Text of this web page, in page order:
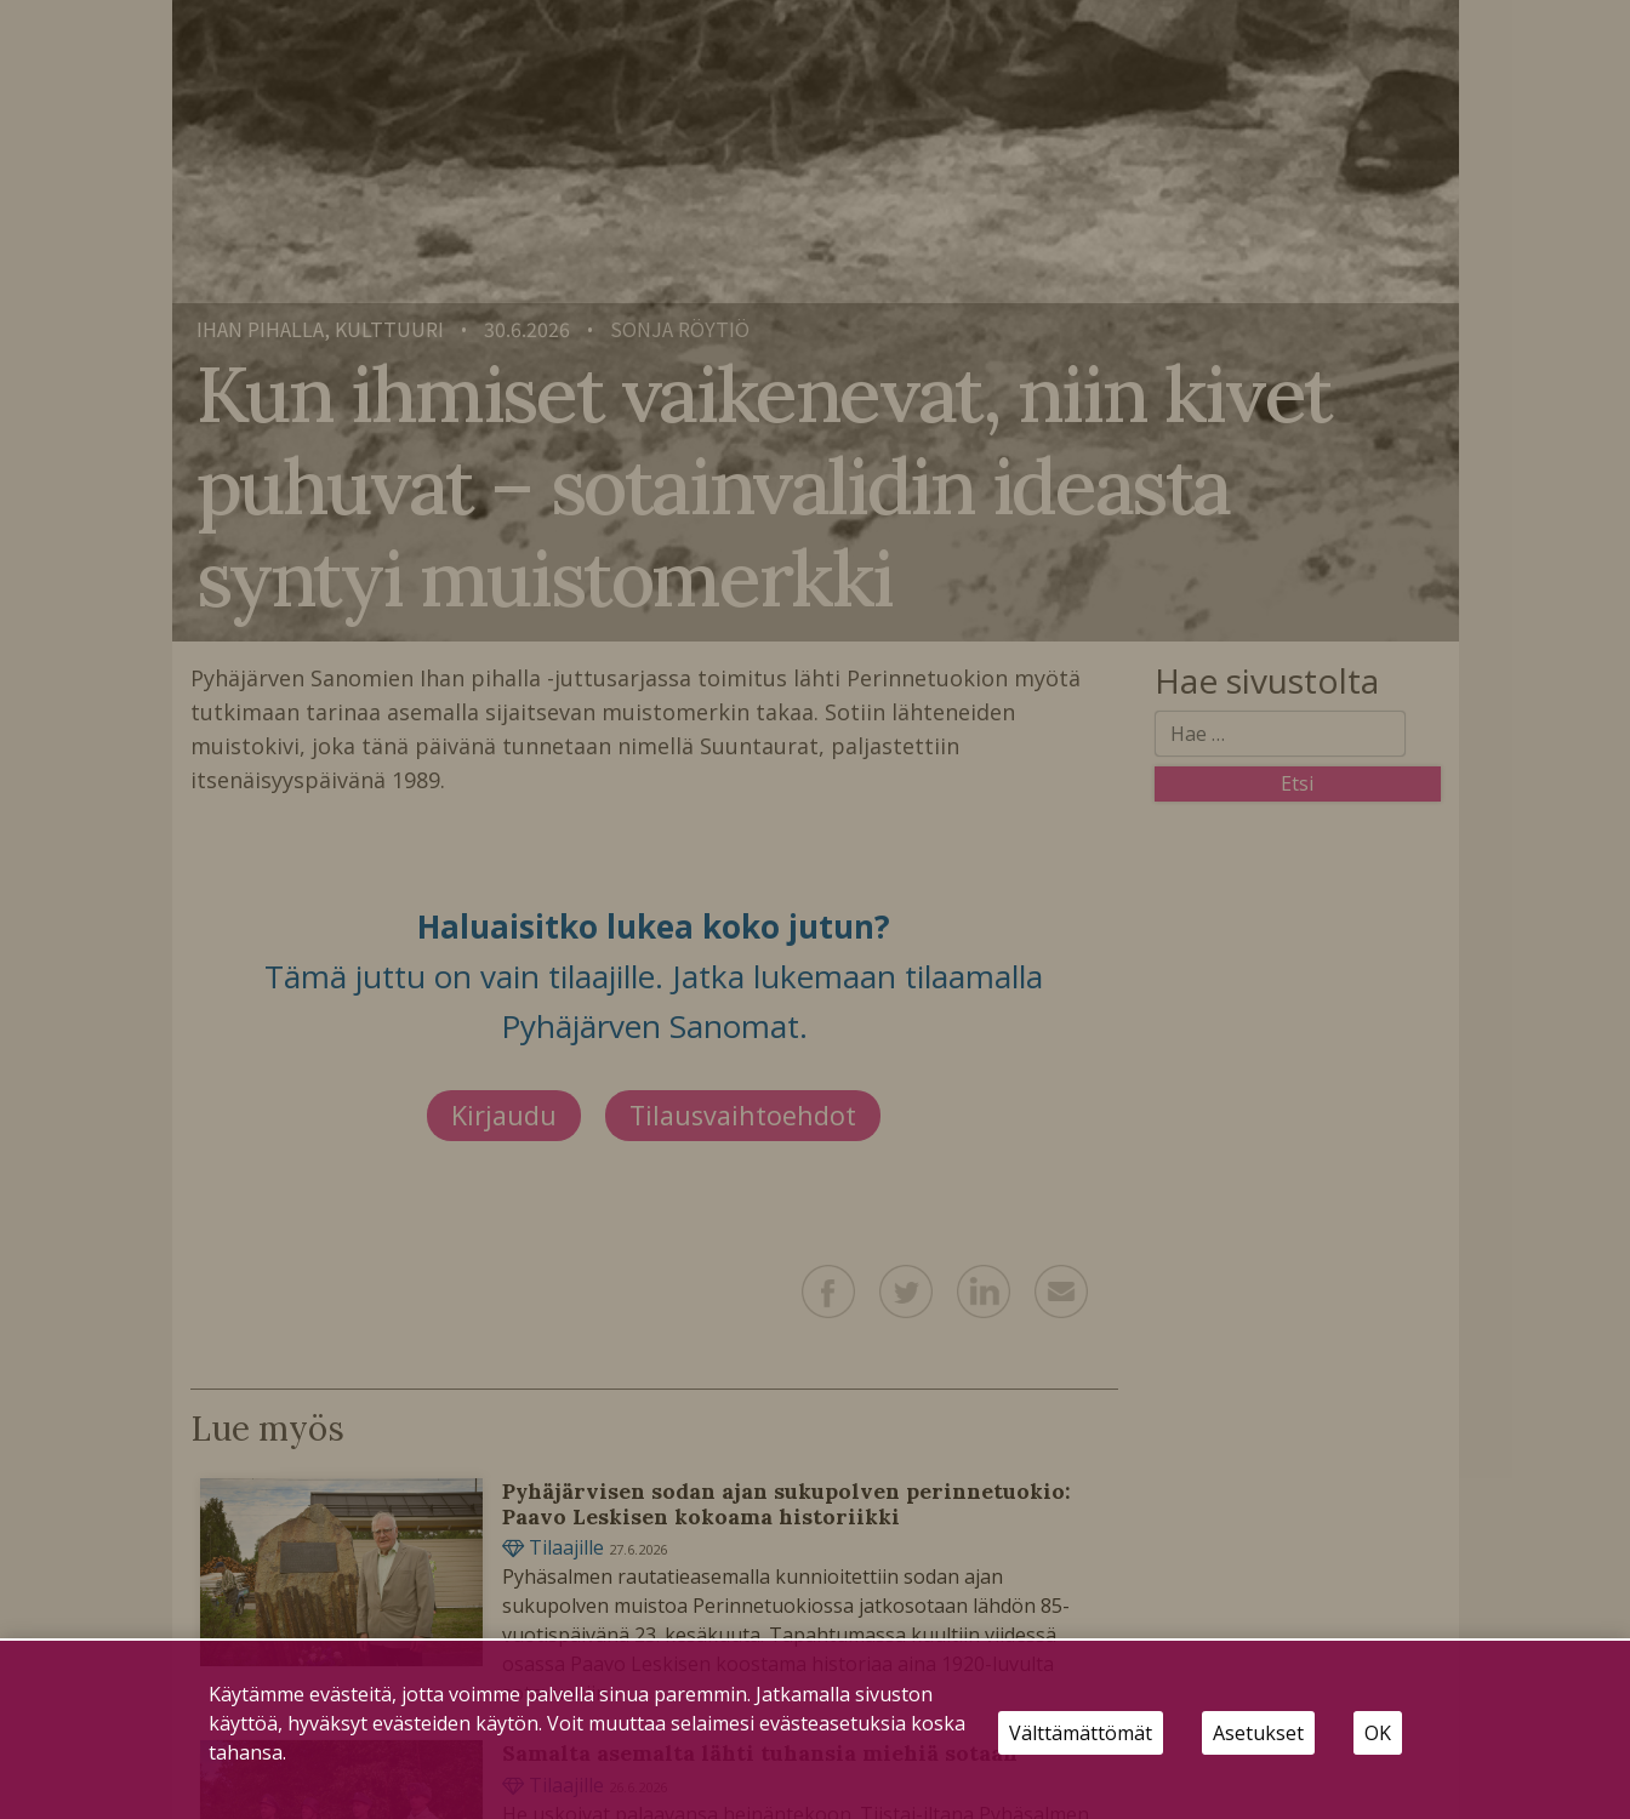
IHAN PIHALLA, KULTTUURI • 30.6.2026 • SONJA RÖYTIÖ
Kun ihmiset vaikenevat, niin kivet
puhuvat – sotainvalidin ideasta
syntyi muistomerkki
Pyhäjärven Sanomien Ihan pihalla -juttusarjassa toimitus lähti Perinnetuokion myötä
tutkimaan tarinaa asemalla sijaitsevan muistomerkin takaa. Sotiin lähteneiden
muistokivi, joka tänä päivänä tunnetaan nimellä Suuntaurat, paljastettiin
itsenäisyyspäivänä 1989.
Haluaisitko lukea koko jutun?
Tämä juttu on vain tilaajille. Jatka lukemaan tilaamalla
Pyhäjärven Sanomat.
Kirjaudu Tilausvaihtoehdot
Lue myös
Pyhäjärvisen sodan ajan sukupolven perinnetuokio:
Paavo Leskisen kokoama historiikki
Tilaajille 27.6.2026
Pyhäsalmen rautatieasemalla kunnioitettiin sodan ajan
sukupolven muistoa Perinnetuokiossa jatkosotaan lähdön 85-
vuotispäivänä 23. kesäkuuta. Tapahtumassa kuultiin viidessä
sotavuosiin.
Samalta asemalta lähti tuhansia miehiä sotaan
Hae sivustolta
Käytämme evästeitä, jotta voimme palvella sinua paremmin. Jatkamalla sivuston
käyttöä, hyväksyt evästeiden käytön. Voit muuttaa selaimesi evästeasetuksia koska
tahansa.
Välttämättömät Asetukset OK